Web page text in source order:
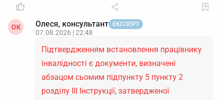
ОК Олеся, консультант ЕКСПЕРТ
07.08.2026 | 22:48
Підтвердженням встановлення працівнику
інвалідності є документи, визначені
абзацом сьомим підпункту 5 пункту 2
розділу ІІІ Інструкції, затвердженої